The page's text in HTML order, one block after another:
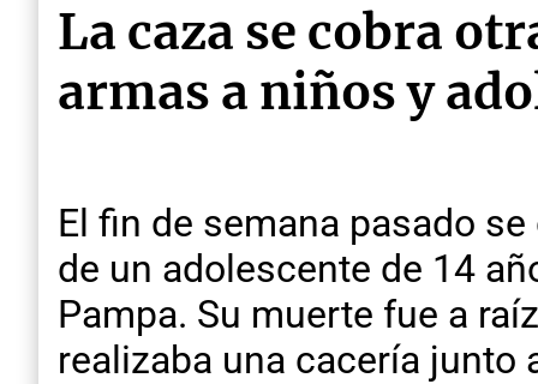
La caza se cobra
armas a niños y
El fin de semana pasado
de un adolescente de 14
Pampa. Su muerte fue a
realizaba una cacería junto